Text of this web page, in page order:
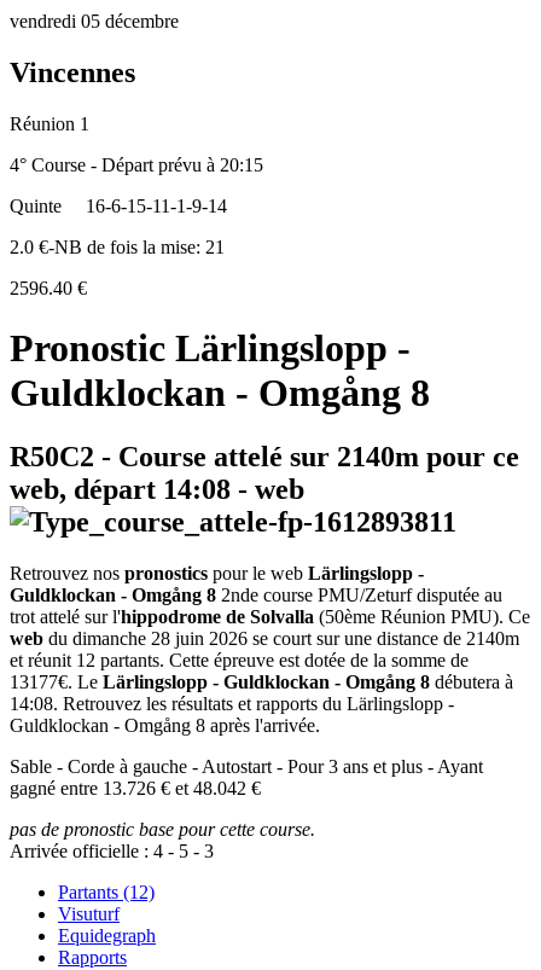
vendredi 05 décembre
Vincennes
Réunion 1
4° Course - Départ prévu à 20:15
Quinte
16-6-15-11-1-9-14
2.0 €-NB de fois la mise: 21
2596.40 €
Pronostic Lärlingslopp -
Guldklockan - Omgång 8
R50C2 - Course attelé sur 2140m pour ce
web, départ 14:08 - web
Retrouvez nos pronostics pour le web Lärlingslopp -
Guldklockan - Omgång 8 2nde course PMU/Zeturf disputée au
trot attelé sur l'hippodrome de Solvalla (50ème Réunion PMU). Ce
web du dimanche 28 juin 2026 se court sur une distance de 2140m
et réunit 12 partants. Cette épreuve est dotée de la somme de
13177€. Le Lärlingslopp - Guldklockan - Omgång 8 débutera à
14:08. Retrouvez les résultats et rapports du Lärlingslopp -
Guldklockan - Omgång 8 après l'arrivée.
Sable - Corde à gauche - Autostart - Pour 3 ans et plus - Ayant
gagné entre 13.726 € et 48.042 €
pas de pronostic base pour cette course.
Arrivée officielle : 4 - 5 - 3
Partants (12)
Visuturf
Equidegraph
Rapports